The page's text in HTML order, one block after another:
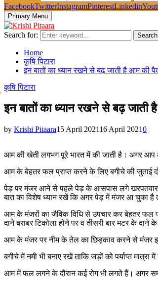
FacebookTwitterInstagramPinterestLinkedin
Primary Menu
Search for: Search
Home
कृषि पिटारा
इन बातों का ध्यान रखने से बढ़ जाती है आम की
कृषि पिटारा
इन बातों का ध्यान रखने से बढ़ जाती
by Krishi Pitaara15 April 202116 April 20210
आम की खेती लगभग पूरे भारत में की जाती है। अगर आप
आम के बेहतर फल प्राप्त करने के लिए बगीचे की जुताई
पेड़ पर मंजर आने से पहले पेड़ के आसपास लगे खरपतवार
बात का विशेष ध्यान रखें कि अगर पेड़ में मंजर आ चुका है
आम के मंजरों का जैविक विधि से उपचार कर बेहतर फल
दाने बराबर टिकोला होने पर व तीसरी बार मटर के
आम के मंजर पर नीम के तेल का छिड़काव करने से मंजर
बगीचे में नमी भी बनाए रखें ताकि जड़ों को पर्याप्त
आम में फल लगने के दौरान कई रोग भी लगते हैं। अगर